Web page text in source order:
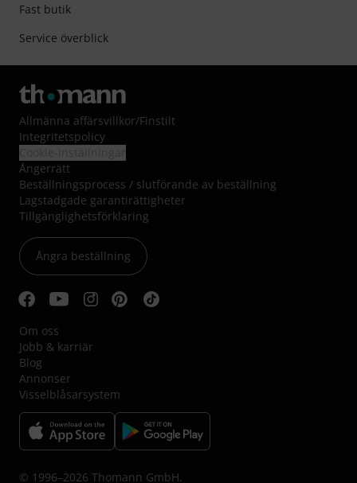
Fast butik
Service överblick
Allmänna affärsvillkor/Finstilt
Integritetspolicy
Ångerrätt
Beställningsprocess / slutförande av beställning
Lagstadgade garantirättigheter
Tillgänglighetsförklaring
Ångra beställning
Om oss
Jobb & karriär
Blog
Annonser
Visselblåsarsystem
© 1996–2026 Thomann GmbH.